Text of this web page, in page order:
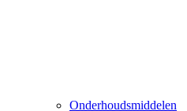
Onderhoudsmiddelen